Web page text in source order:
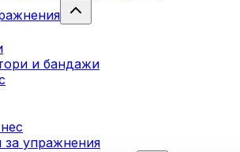
и бандажи
за упражнения